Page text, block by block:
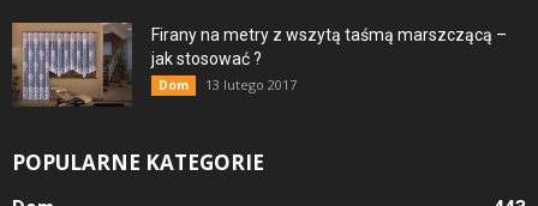
Firany na metry z wszytą taśmą marszczącą –
jak stosować ?
Dom 13 lutego 2017
POPULARNE KATEGORIE